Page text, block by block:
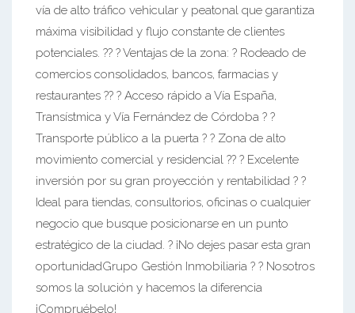
vía de alto tráfico vehicular y peatonal que garantiza
máxima visibilidad y flujo constante de clientes
potenciales. ?? ? Ventajas de la zona: ? Rodeado de
comercios consolidados, bancos, farmacias y
restaurantes ?? ? Acceso rápido a Vía España,
Transístmica y Vía Fernández de Córdoba ? ?
Transporte público a la puerta ? ? Zona de alto
movimiento comercial y residencial ?? ? Excelente
inversión por su gran proyección y rentabilidad ? ?
Ideal para tiendas, consultorios, oficinas o cualquier
negocio que busque posicionarse en un punto
estratégico de la ciudad. ? ¡No dejes pasar esta gran
oportunidadGrupo Gestión Inmobiliaria ? ? Nosotros
somos la solución y hacemos la diferencia
¡Compruébelo!